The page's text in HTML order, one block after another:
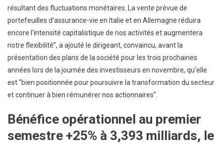
résultant des fluctuations monétaires. La vente prévue de
portefeuilles d’assurance-vie en Italie et en Allemagne réduira
encore l’intensité capitalistique de nos activités et augmentera
notre flexibilité”, a ajouté le dirigeant, convaincu, avant la
présentation des plans de la société pour les trois prochaines
années lors de la journée des investisseurs en novembre, qu’elle
est “bien positionnée pour poursuivre la transformation du secteur
et continuer à bien rémunérer nos actionnaires”.
Bénéfice opérationnel au premier
semestre +25% à 3,393 milliards, le